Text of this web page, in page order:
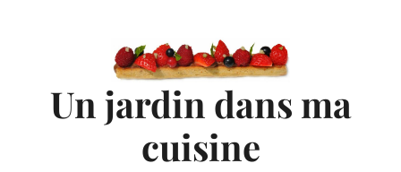
Un jardin dans ma
cuisine